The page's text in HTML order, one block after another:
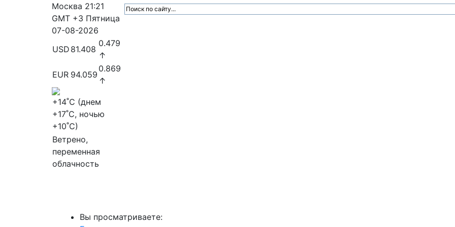
Москва 21:21
GMT +3 Пятница
07-08-2026
USD 81.408
0.479
↑
EUR 94.059
0.869
↑
+14˚C (днем
+17˚C, ночью
+10˚C)
Ветрено,
переменная
облачность
Вы просматриваете: